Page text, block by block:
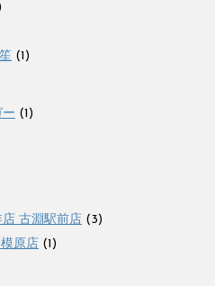
(1)
(1)
古淵駅前店 (3)
原店 (1)